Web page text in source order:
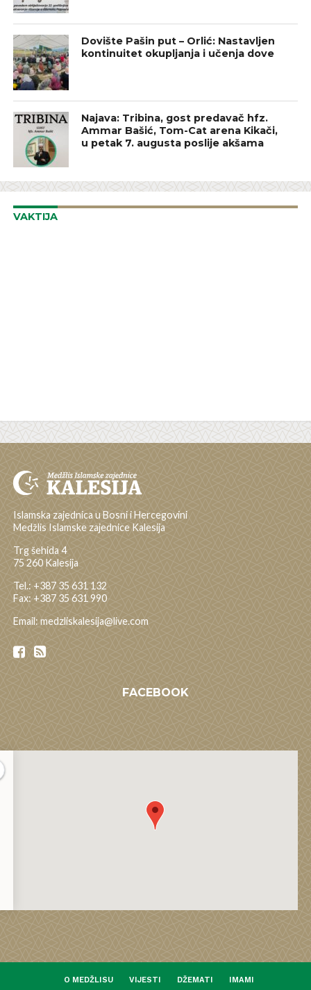
Dovište Pašin put – Orlić: Nastavljen
kontinuitet okupljanja i učenja dove
Najava: Tribina, gost predavač hfz.
Ammar Bašić, Tom-Cat arena Kikači,
u petak 7. augusta poslije akšama
VAKTIJA
Islamska zajednica u Bosni i Hercegovini
Medžlis Islamske zajednice Kalesija
Trg šehida 4
75 260 Kalesija
Tel.: +387 35 631 132
Fax: +387 35 631 990
Email: medzliskalesija@live.com
FACEBOOK
O MEDŽLISU VIJESTI DŽEMATI
IMAMI